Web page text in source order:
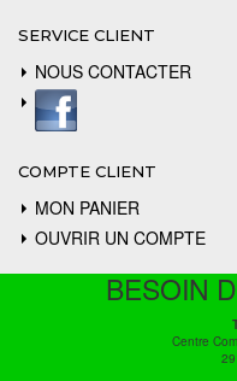
SERVICE CLIENT
NOUS CONTACTER
COMPTE CLIENT
MON PANIER
OUVRIR UN COMPTE
BESOIN
Centre